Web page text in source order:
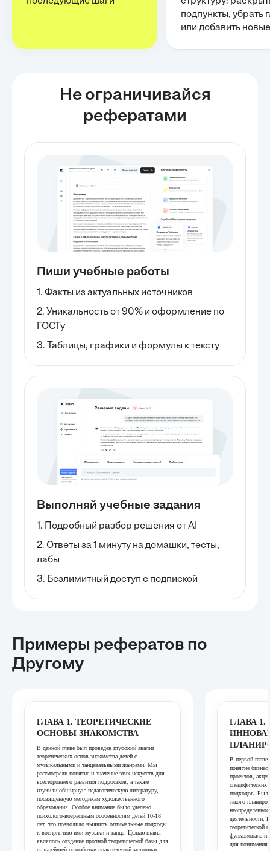
подпункты, убрать
или добавить новые
Не ограничивайся
рефератами
Пиши учебные работы
1. Факты из актуальных источников
2. Уникальность от 90% и оформление по
ГОСТу
3. Таблицы, графики и формулы к тексту
Выполняй учебные задания
1. Подробный разбор решения от AI
2. Ответы за 1 минуту на домашки, тесты,
лабы
3. Безлимитный доступ с подпиской
Примеры рефератов по
Другому
ГЛАВА 1. ТЕОРЕТИЧЕСКИЕ
ОСНОВЫ ЗНАКОМСТВА
В данной главе был проведён глубокий анализ
теоретических основ знакомства детей с
музыкальными и танцевальными жанрами. Мы
рассмотрели понятие и значение этих искусств для
всестороннего развития подростков, а также
изучили обширную педагогическую литературу,
посвящённую методикам художественного
образования. Особое внимание было уделено
психолого-возрастным особенностям детей 10-18
лет, что позволило выявить оптимальные подходы
к восприятию ими музыки и танца. Целью главы
являлось создание прочной теоретической базы для
дальнейшей разработки практической методики.
ГЛАВА
В первой
понятие
проектов,
специфических
подходов.
такого
деятельности.
теоретической
функционала и
для